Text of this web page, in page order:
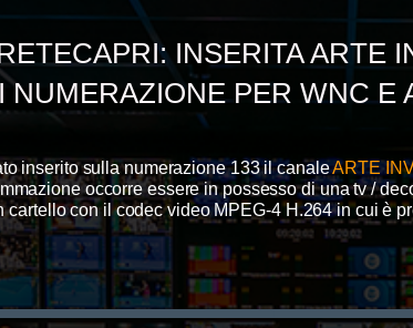
INSERITA ARTE
NUMERAZIONE PER WNC E
inserito sulla numerazione 133 il canaleARTE
occorre essere in possesso di una tv /
cartello con il codec video MPEG-4 H.264 in cui è